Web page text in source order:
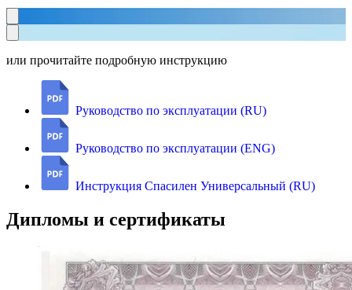
или прочитайте подробную инструкцию
Руководство по эксплуатации (RU)
Руководство по эксплуатации (ENG)
Инструкция Спасилен Универсальный (RU)
Дипломы и сертификаты